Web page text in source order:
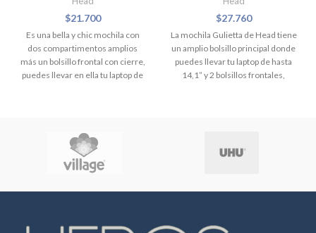
$21.700
Es una bella y chic mochila con
dos compartimentos amplios
más un bolsillo frontal con cierre,
puedes llevar en ella tu laptop de
Capacidad 30 Lts. Dimensiones
48 x 31 x 16.5cm.
$27.760
La mochila Gulietta de Head tiene
un amplio bolsillo principal donde
puedes llevar tu laptop de hasta
14,1” y 2 bolsillos frontales,